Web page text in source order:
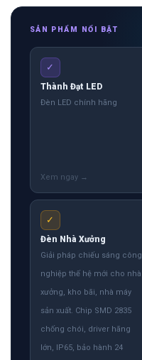
SẢN PHẨM NỔI BẬT
✓
Thành Đạt LED
Đèn LED chính hãng
✓
Đèn Nhà Xưởng
Giải pháp chiếu sáng công
nghiệp thế hệ mới cho nhà
xưởng, kho bãi, nhà máy
sản xuất. Chip SMD 2835
chống chói, driver hãng
lớn, IP65, bảo hành 24